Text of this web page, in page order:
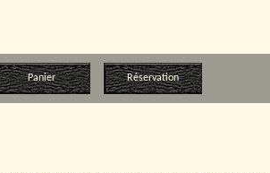
Panier Réservation